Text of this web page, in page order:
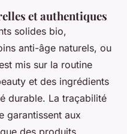
et authentiques
solides bio,
anti-âge naturels, ou
mis sur la routine
et des ingrédients
durable. La traçabilité
garantissent aux
des produits.